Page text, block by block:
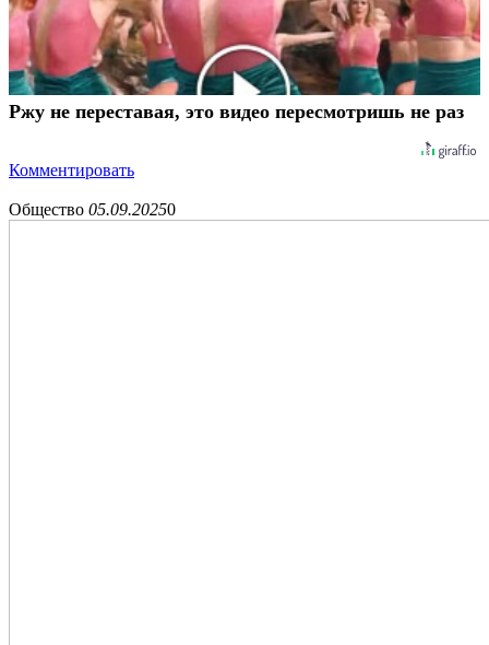
Ржу не переставая, это видео пересмотришь не раз
Комментировать
Общество 05.09.20250